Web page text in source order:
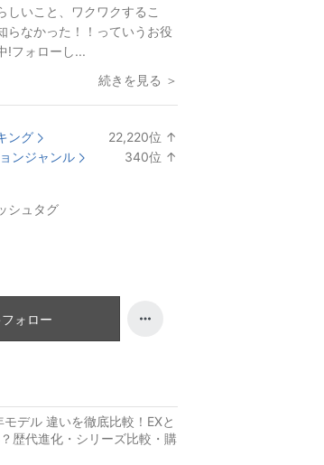
しいこと、ワクワクするこ
らなかった！！っていうお役
!フォローし...
続きを見る ＞
ング 22,220位 ↑
ンジャンル 340位 ↑
シュタグ
フォロー
デル 違いを徹底比較！EXと
歴代進化・シリーズ比較・購